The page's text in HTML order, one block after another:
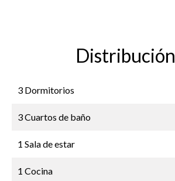
Distribución
3 Dormitorios
3 Cuartos de baño
1 Sala de estar
1 Cocina